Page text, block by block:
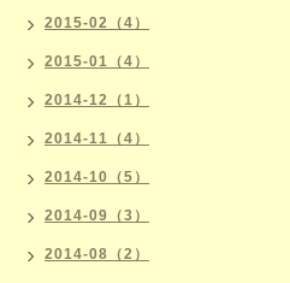
2015-02（4）
2015-01（4）
2014-12（1）
2014-11（4）
2014-10（5）
2014-09（3）
2014-08（2）